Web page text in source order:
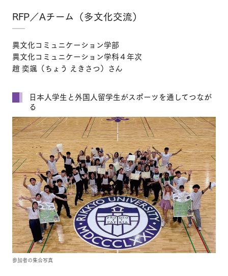
RFP／Aチーム（多文化交流）
異文化コミュニケーション学部
異文化コミュニケーション学科４年次
趙 奕颯（ちょう えきさつ）さん
日本人学生と外国人留学生がスポーツを通してつなが
る
参加者の集合写真